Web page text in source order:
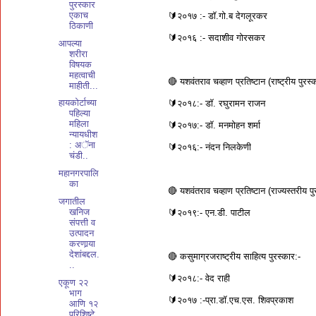
🔰२०१७ :- डॉ.गो.ब देगलूरकर
🔰२०१६ :- सदाशीव गोरसकर
🔴 यशवंतराव चव्हाण प्रतिष्टान (राष्ट्रीय
🔰२०१८:- डॉ. रघुरामन राजन
🔰२०१७:- डॉ. मनमोहन शर्मा
🔰२०१६:- नंदन निलकेणी
🔴 यशवंतराव चव्हाण प्रतिष्टान (राज्यस्तरीय
🔰२०१९:- एन.डी. पाटील
🔴 कसुमाग्रजराष्ट्रीय साहित्य पुरस्कार:-
🔰२०१८:- वेद राही
🔰२०१७ :-प्रा.डॉ.एच.एस. शिवप्रकाश
पुरस्कार
एकाच
ठिकाणी
आपल्या
शरीरा
विषयक
महत्वाची
माहीती...
हायकोर्टाच्या
पहिल्या
महिला
न्यायधीश
: अॅना
चंडी..
महानगरपालि
का
जगातील
खनिज
संपत्ती व
उत्पादन
करणार्‍या
देशांबद्दल.
एकूण २२
भाग
आणि १२
परिशिष्टे